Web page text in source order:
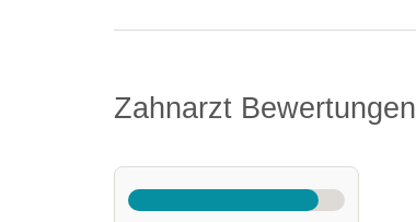
Zahnarzt Bewertungen